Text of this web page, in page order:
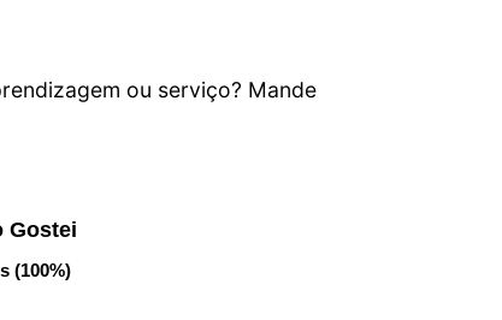
ou serviço? Mande
Gostei
(100%)